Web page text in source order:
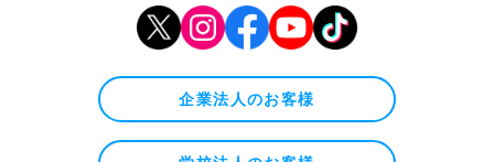
企業法人のお客様